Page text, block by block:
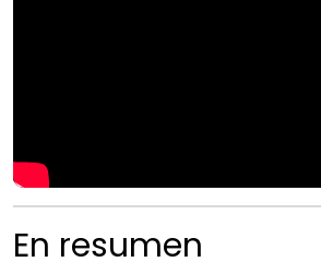
En resumen